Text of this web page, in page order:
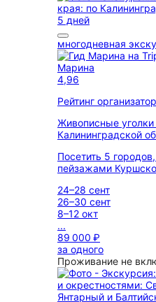
5 дней
многодневная
Марина
4,96
Рейтинг
Живописные уголки
Калининградской
Посетить 5
пейзажами
24–28 сент
26–30 сент
8–12 окт
...
89 000 ₽
за одного
Проживание не